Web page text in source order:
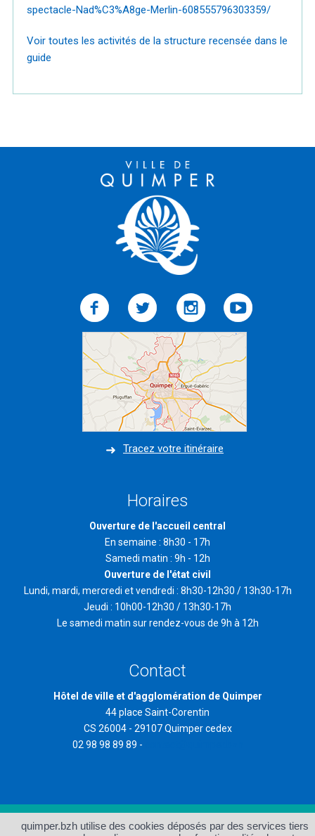
spectacle-Nad%C3%A8ge-Merlin-608555796303359/
Voir toutes les activités de la structure recensée dans le
guide
Tracez votre itinéraire
Horaires
Ouverture de l'accueil central
En semaine : 8h30 - 17h
Samedi matin : 9h - 12h
Ouverture de l'état civil
Lundi, mardi, mercredi et vendredi : 8h30-12h30 / 13h30-17h
Jeudi : 10h00-12h30 / 13h30-17h
Le samedi matin sur rendez-vous de 9h à 12h
Contact
Hôtel de ville et d'agglomération de Quimper
44 place Saint-Corentin
CS 26004 - 29107 Quimper cedex
02 98 98 89 89 -
Accueil Plan du site
quimper.bzh utilise des cookies déposés par des services tiers